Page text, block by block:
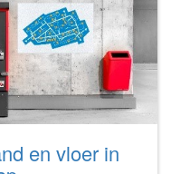
en vloer in